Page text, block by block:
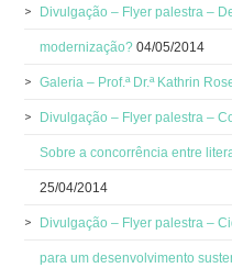
Divulgação – Flyer palestra –
modernização? 04/05/2014
Galeria – Prof.ª Dr.ª Kathrin
Divulgação – Flyer palestra –
Sobre a concorrência entre
25/04/2014
Divulgação – Flyer palestra –
para um desenvolvimento